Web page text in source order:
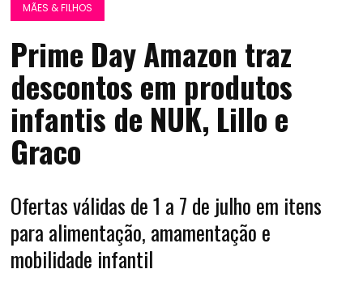
MÃES & FILHOS
Prime Day Amazon traz
descontos em produtos
infantis de NUK, Lillo e
Graco
Ofertas válidas de 1 a 7 de julho em itens
para alimentação, amamentação e
mobilidade infantil